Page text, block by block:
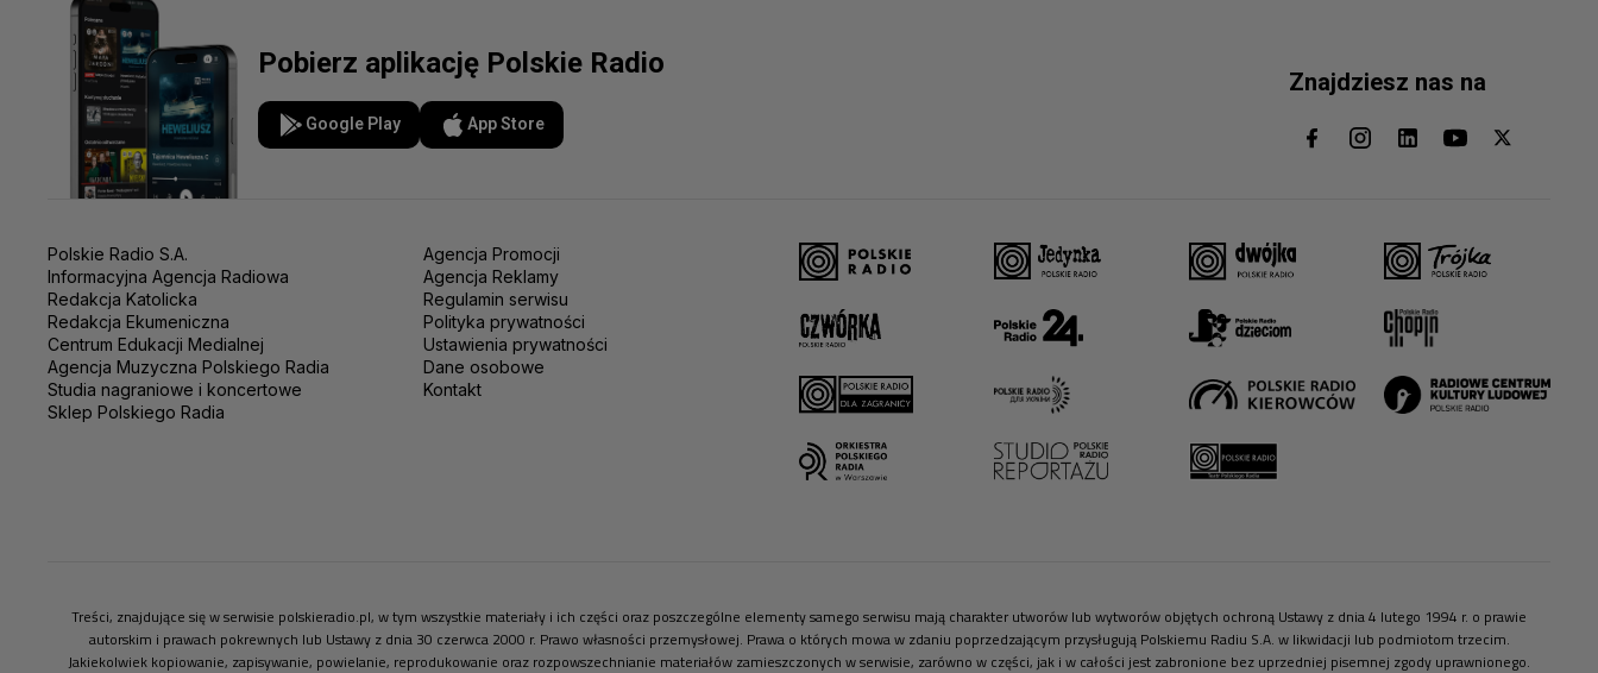
Pobierz aplikację Polskie Radio
Google Play App Store
Znajdziesz nas na
Polskie Radio S.A.
Informacyjna Agencja Radiowa
Redakcja Katolicka
Redakcja Ekumeniczna
Centrum Edukacji Medialnej
Agencja Muzyczna Polskiego Radia
Studia nagraniowe i koncertowe
Sklep Polskiego Radia
Agencja Promocji
Agencja Reklamy
Regulamin serwisu
Polityka prywatności
Ustawienia prywatności
Dane osobowe
Kontakt
Treści, znajdujące się w serwisie polskieradio.pl, w tym wszystkie materiały i ich części oraz poszczególne elementy samego serwisu mają charakter utworów lub wytworów objętych ochroną Ustawy z dnia 4 lutego 1994 r. o prawie
autorskim i prawach pokrewnych lub Ustawy z dnia 30 czerwca 2000 r. Prawo własności przemysłowej. Prawa o których mowa w zdaniu poprzedzającym przysługują Polskiemu Radiu S.A. w likwidacji lub podmiotom trzecim.
Jakiekolwiek kopiowanie, zapisywanie, powielanie, reprodukowanie oraz rozpowszechnianie materiałów zamieszczonych w serwisie, zarówno w części, jak i w całości jest zabronione bez uprzedniej pisemnej zgody uprawnionego.